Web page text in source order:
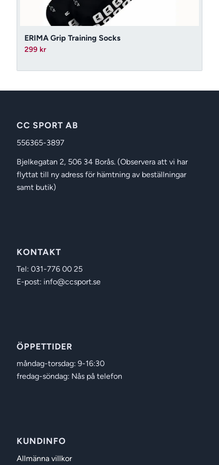
ERIMA Grip Training Socks
299 kr
CC SPORT AB
556365-3897
Bjelkegatan 2, 506 34 Borås. (Observera att vi har
flyttat till ny adress för hämtning av beställningar
samt butik)
KONTAKT
Tel: 031-776 00 25
E-post: info@ccsport.se
ÖPPETTIDER
måndag-torsdag: 9-16:30
fredag-söndag: Nås på telefon
KUNDINFO
Allmänna villkor